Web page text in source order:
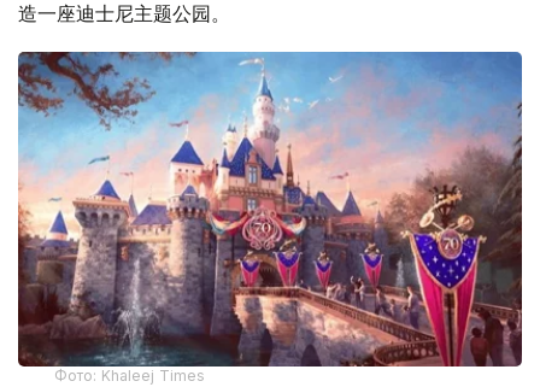
造一座迪士尼主题公园。
Фото: Khaleej Times